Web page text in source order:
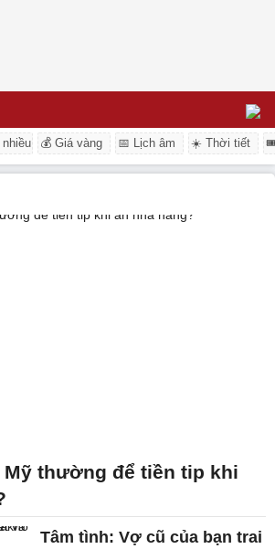
💰 Giá vàng 📅 Lịch âm ☀️ Thời tiết
thường để tiền tip khi
Tâm tình: Vợ cũ của bạn trai